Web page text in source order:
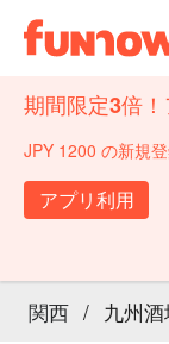
期間限定3倍！
JPY 1200 の新規
アプリ利用
関西 / 九州